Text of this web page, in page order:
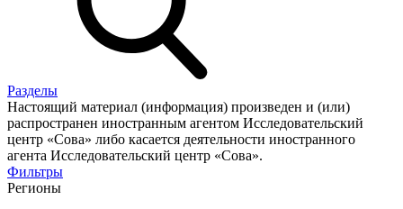
Разделы
Настоящий материал (информация) произведен и (или)
распространен иностранным агентом Исследовательский
центр «Сова» либо касается деятельности иностранного
агента Исследовательский центр «Сова».
Фильтры
Регионы